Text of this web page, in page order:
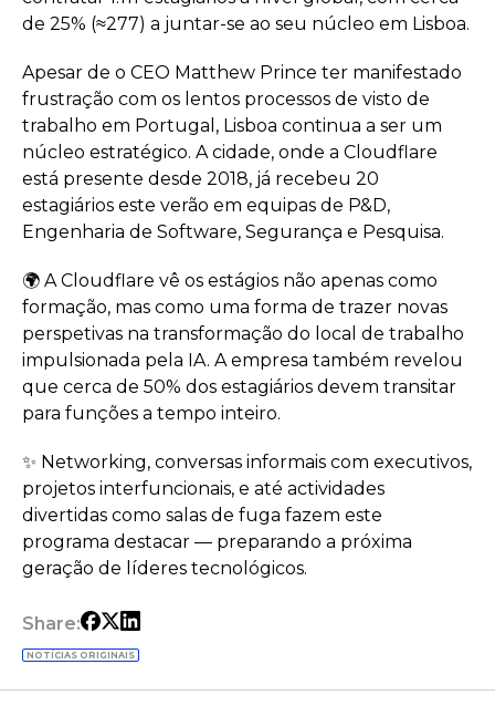
de 25% (≈277) a juntar-se ao seu núcleo em Lisboa.
Apesar de o CEO Matthew Prince ter manifestado
frustração com os lentos processos de visto de
trabalho em Portugal, Lisboa continua a ser um
núcleo estratégico. A cidade, onde a Cloudflare
está presente desde 2018, já recebeu 20
estagiários este verão em equipas de P&D,
Engenharia de Software, Segurança e Pesquisa.
🌍 A Cloudflare vê os estágios não apenas como
formação, mas como uma forma de trazer novas
perspetivas na transformação do local de trabalho
impulsionada pela IA. A empresa também revelou
que cerca de 50% dos estagiários devem transitar
para funções a tempo inteiro.
✨ Networking, conversas informais com executivos,
projetos interfuncionais, e até actividades
divertidas como salas de fuga fazem este
programa destacar — preparando a próxima
geração de líderes tecnológicos.
Share:
NOTÍCIAS ORIGINAIS